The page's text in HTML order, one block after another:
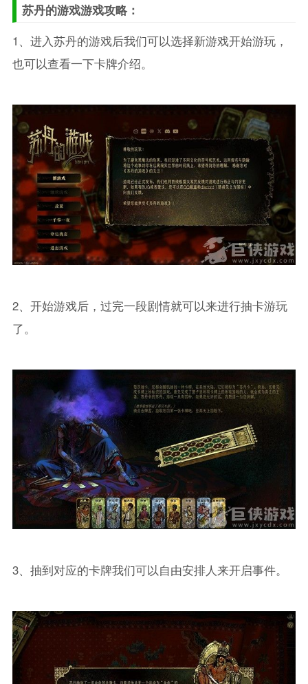
苏丹的游戏游戏攻略：
1、进入苏丹的游戏后我们可以选择新游戏开始游玩，
也可以查看一下卡牌介绍。
2、开始游戏后，过完一段剧情就可以来进行抽卡游玩
了。
3、抽到对应的卡牌我们可以自由安排人来开启事件。